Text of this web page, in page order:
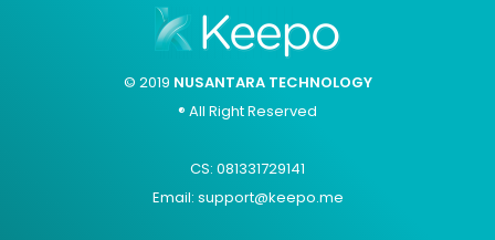
© 2019 NUSANTARA TECHNOLOGY
® All Right Reserved
CS: 081331729141
Email: support@keepo.me